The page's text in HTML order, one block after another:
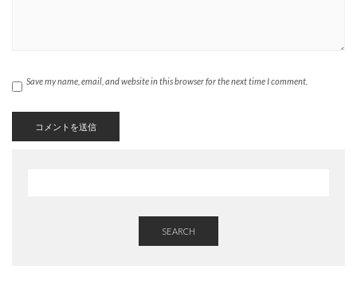
Save my name, email, and website in this browser for the next time I comment.
SEARCH